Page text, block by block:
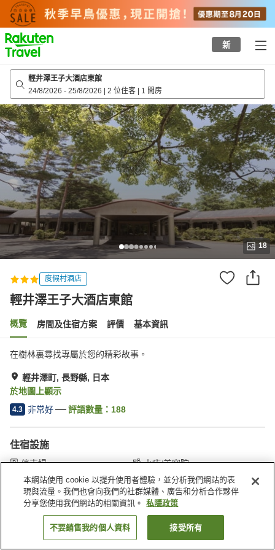
to
top
page
新
輕井澤王子大酒店東館
24/8/2026 - 25/8/2026 | 2 位住客 | 1 間房
18
度假村酒店
輕井澤王子大酒店東館
概覽 房間及住宿方案 評價 基本資訊
在樹林裏尋找專屬於您的精彩故事。
輕井澤町, 長野縣, 日本
於地圖上顯示
4.3 非常好 評語數量： 188
住宿設施
停車場
水療/美容院
餐廳
休息室
主頁 日本 長野縣 輕井澤町 輕井澤王子大酒店東館
找客房
本網站使用 cookie 以提升使用者體驗，並分析我們網站的表
現與流量。我們也會向我們的社群媒體、廣告和分析合作夥伴
分享您使用我們網站的相關資訊。
私隱政策
不要銷售我的個人資料 接受所有